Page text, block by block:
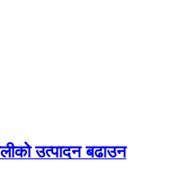
उत्पादन बढाउन